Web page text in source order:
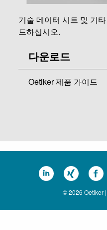
기술 데이터 시트 및 기
드하십시오.
다운로드
Oetiker 제품 가이드
© 2026 Oetiker |